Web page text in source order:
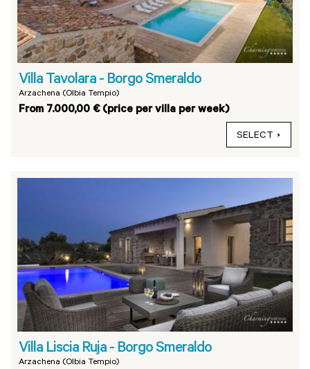
Villa Tavolara - Borgo Smeraldo
Arzachena (Olbia Tempio)
From 7.000,00 € (price per villa per week)
SELECT
Villa Liscia Ruja - Borgo Smeraldo
Arzachena (Olbia Tempio)